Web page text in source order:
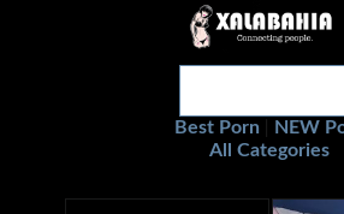
Best Porn
NEW
All Categories